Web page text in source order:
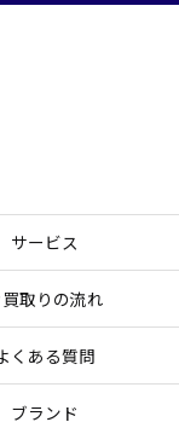
サービス
取りの流れ
くある質問
ブランド